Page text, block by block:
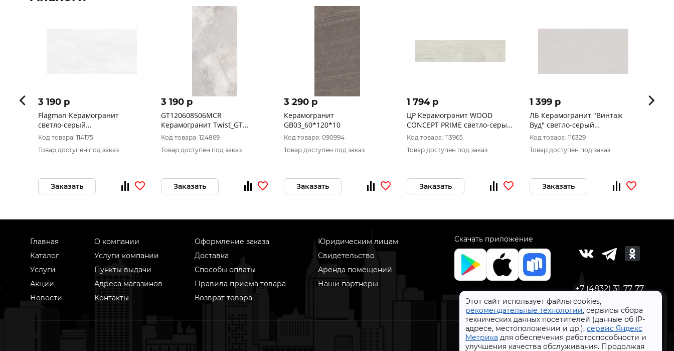
Этот сайт использует файлы cookies,
рекомендательные технологии, сервисы сбора
технических данных посетителей (данные об IP-
адресе, местоположении и др.), сервис Яндекс
Метрика для обеспечения работоспособности и
улучшения качества обслуживания. Продолжая
3 190 p
Flagman Керамогранит
светло-серый
K952677R0001LPER 60х120
Код товара: 114175
Товар доступен под заказ
Заказать
3 190 p
GT120608506MCR
Керамогранит Twist_GT
светло-сер. 60x120 карвинг _
1\46,08
Код товара: 124869
Товар доступен под заказ
Заказать
3 290 p
Керамогранит
GB03_60*120*10
Код товара: 090994
Товар доступен под заказ
Заказать
1 794 p
ЦР Керамогранит WOOD
CONCEPT PRIME светло-серый
ректификат 21,8x89,8 0,8)
1сорт
Код товара: 113965
Товар доступен под заказ
Заказать
1 399 p
ЛБ Керамогранит "Винтаж
Вуд" светло-серый
300*603*8.5 NEW
Код товара: 116329
Товар доступен под заказ
Заказать
1
Главная
Каталог
Услуги
Акции
Новости
О компании
Услуги компании
Пункты выдачи
Адреса магазинов
Контакты
Оформление заказа
Доставка
Способы оплаты
Правила приема товара
Возврат товара
Юридическим лицам
Свидетельство
Аренда помещений
Наши партнеры
Скачать приложение
+7 (4832) 31-77-77